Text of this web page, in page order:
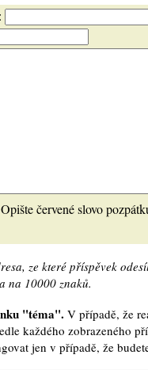
Opište červené slovo
ze které příspěvek
na 10000 znaků.
"téma". V případě, že
každého zobrazeného
jen v případě, že